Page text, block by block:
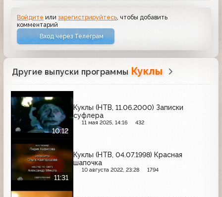
Войдите илизарегистрируйтесь , чтобы добавить
комментарий
Вход через Телеграм
Другие выпуски программы Куклы
10:12
Куклы (НТВ, 11.06.2000) Записки
суфлера
11 мая 2025, 14:16 432
11:31
Куклы (НТВ, 04.07.1998) Красная
шапочка
10 августа 2022, 23:28 1794